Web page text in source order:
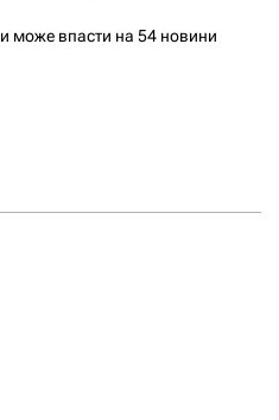
може впасти на 54 новини